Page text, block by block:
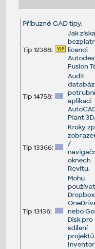
Příbuzné CAD tipy:
Tip 12388:
Jak
licenci
Fusion
Tip 14758:
Audit
potrubní
aplikaci
Plant 3D.
Tip 13366:
Kroky
/
oknech
Revitu.
Tip 13136:
Mohu
používat
nebo
Disk pro
sdílení
projektů